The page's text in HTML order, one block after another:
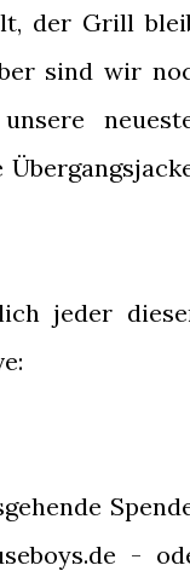
der Grill
sind wir
jeder
-